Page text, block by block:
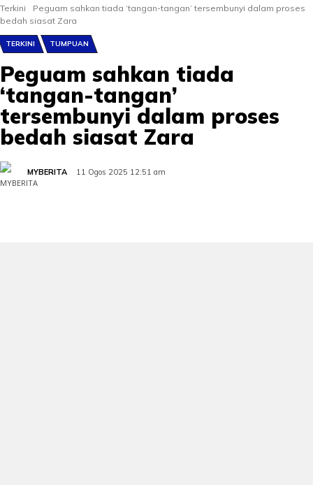
Terkini
Peguam sahkan tiada ‘tangan-tangan’ tersembunyi dalam proses
bedah siasat Zara
TERKINI TUMPUAN
Peguam sahkan tiada
‘tangan-tangan’
tersembunyi dalam proses
bedah siasat Zara
MYBERITA 11 Ogos 2025 12:51 am